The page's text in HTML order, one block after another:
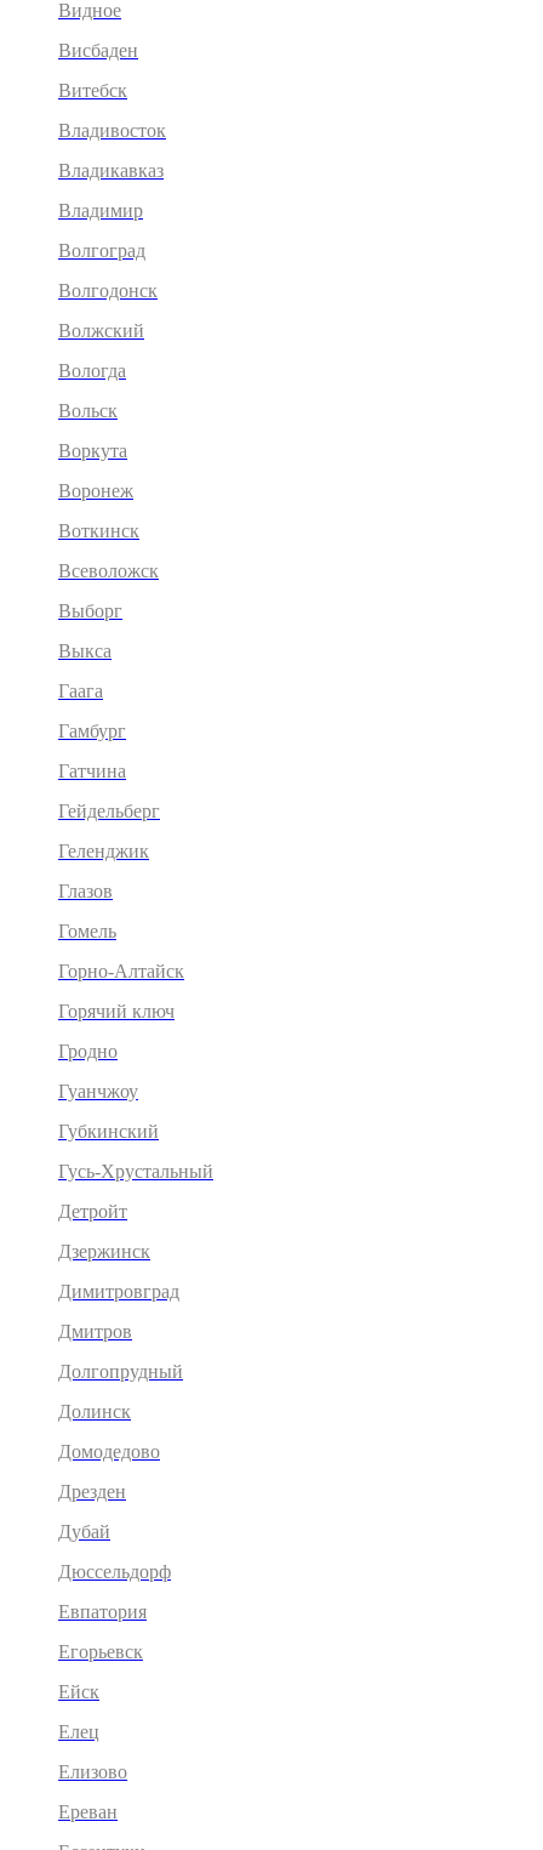
Видное
Висбаден
Витебск
Владивосток
Владикавказ
Владимир
Волгоград
Волгодонск
Волжский
Вологда
Вольск
Воркута
Воронеж
Воткинск
Всеволожск
Выборг
Выкса
Гаага
Гамбург
Гатчина
Гейдельберг
Геленджик
Глазов
Гомель
Горно-Алтайск
Горячий ключ
Гродно
Гуанчжоу
Губкинский
Гусь-Хрустальный
Детройт
Дзержинск
Димитровград
Дмитров
Долгопрудный
Долинск
Домодедово
Дрезден
Дубай
Дюссельдорф
Евпатория
Егорьевск
Ейск
Елец
Елизово
Ереван